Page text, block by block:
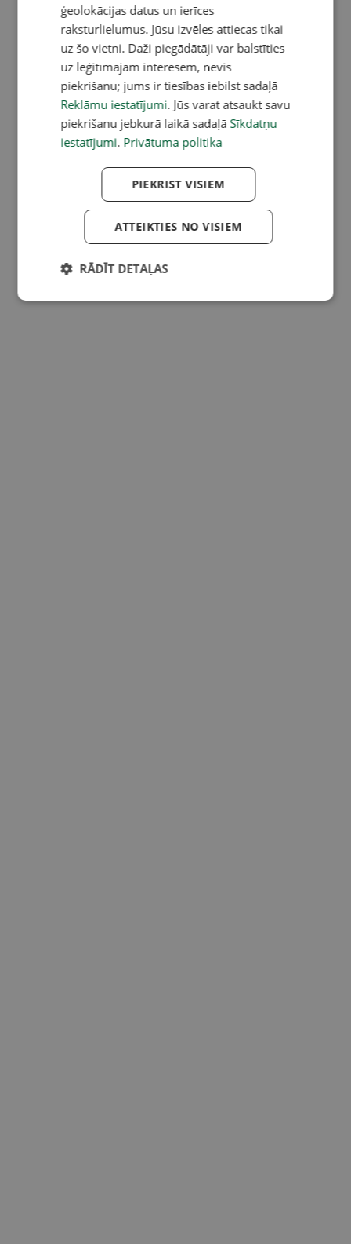
ģeolokācijas datus un ierīces
raksturlielumus. Jūsu izvēles attiecas tikai
uz šo vietni. Daži piegādātāji var balstīties
uz leģitīmajām interesēm, nevis
piekrišanu; jums ir tiesības iebilst sadaļā
Reklāmu iestatījumi. Jūs varat atsaukt savu
piekrišanu jebkurā laikā sadaļā Sīkdatņu
iestatījumi. Privātuma politika
PIEKRIST VISIEM
ATTEIKTIES NO VISIEM
RĀDĪT DETAĻAS